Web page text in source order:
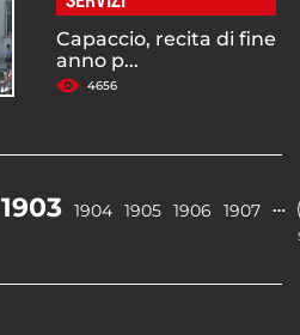
Capaccio, recita di fine
anno p...
4656
1903 1904 1905 1906 1907 …